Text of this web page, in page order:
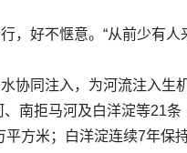
，好不惬意。“从前少有
协同注入，为河流注入生机
南拒马河及白洋淀等21条
方米；白洋淀连续7年保